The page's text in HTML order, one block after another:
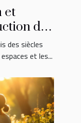
et
du
des siècles
et les...